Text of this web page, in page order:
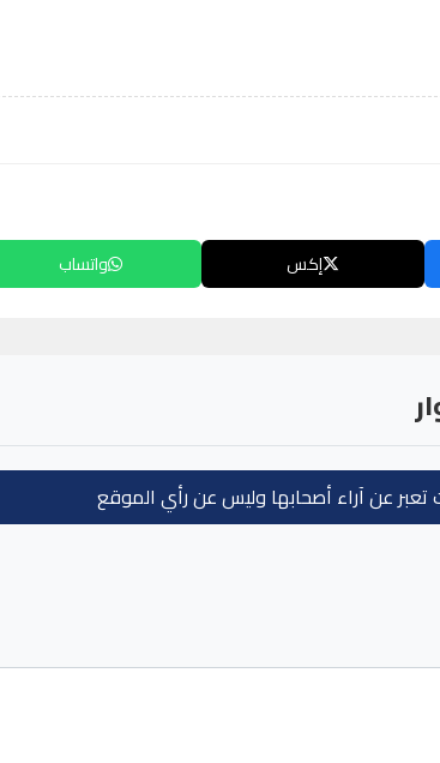
إكس واتساب
تعبر عن آراء أصحابها وليس عن رأي الموقع